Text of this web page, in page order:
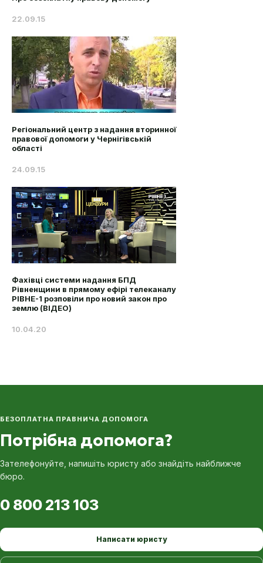
22.09.15
Регіональний центр з надання вторинної
правової допомоги у Чернігівській
області
24.09.15
Фахівці системи надання БПД
Рівненщини в прямому ефірі телеканалу
РІВНЕ-1 розповіли про новий закон про
землю (ВІДЕО)
10.04.20
БЕЗОПЛАТНА ПРАВНИЧА ДОПОМОГА
Потрібна допомога?
Зателефонуйте, напишіть юристу або знайдіть найближче
бюро.
0 800 213 103
Написати юристу